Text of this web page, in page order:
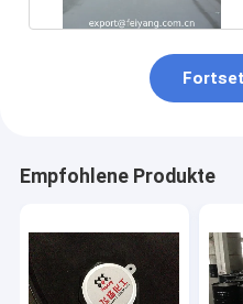
Empfohlene Produkte